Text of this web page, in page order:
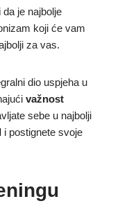
je najbolje
koji će vam
za vas.
dio uspjeha u
važnost
sebe u najbolji
i postignete svoje